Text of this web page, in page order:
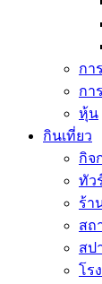
กา
กา
หุ้น
กินเที่ยว
กิจ
ทัว
ร้า
สถ
สป
โร